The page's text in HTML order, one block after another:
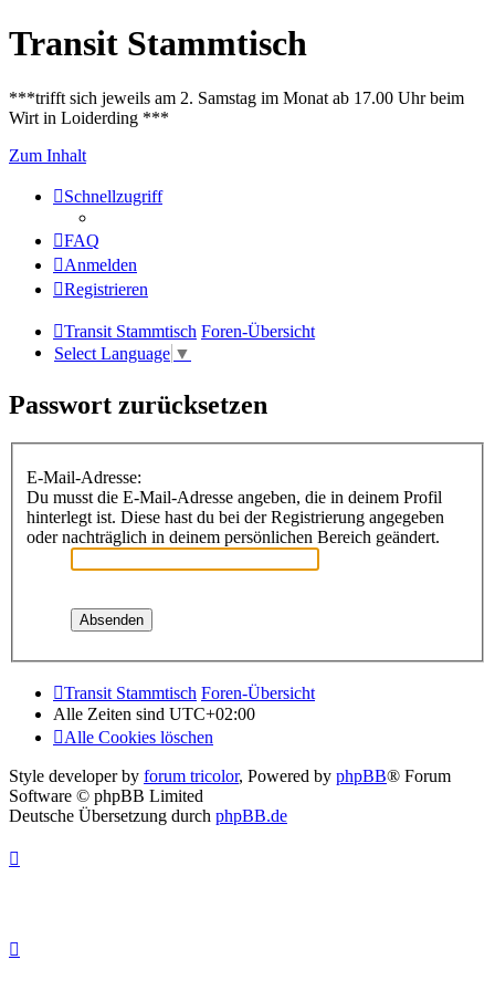
Transit Stammtisch
***trifft sich jeweils am 2. Samstag im Monat ab 17.00 Uhr beim
Wirt in Loiderding ***
Zum Inhalt
Schnellzugriff
FAQ
Anmelden
Registrieren
Transit Stammtisch Foren-Übersicht
Select Language ▼
Passwort zurücksetzen
E-Mail-Adresse:
Du musst die E-Mail-Adresse angeben, die in deinem Profil
hinterlegt ist. Diese hast du bei der Registrierung angegeben
oder nachträglich in deinem persönlichen Bereich geändert.
Transit Stammtisch Foren-Übersicht
Alle Zeiten sind UTC+02:00
Alle Cookies löschen
Style developer by forum tricolor, Powered by phpBB® Forum
Software © phpBB Limited
Deutsche Übersetzung durch phpBB.de